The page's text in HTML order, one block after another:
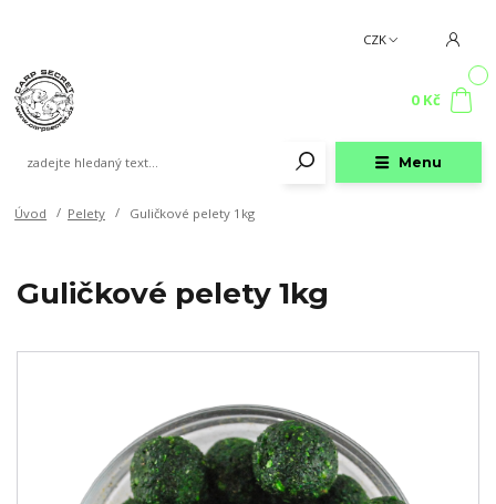
Menu
CZK
0 Kč
Úvod Pelety Guličkové pelety 1kg
Guličkové pelety 1kg